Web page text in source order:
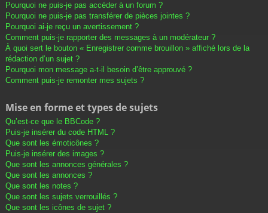
Pourquoi ne puis-je pas accéder à un forum ?
Pourquoi ne puis-je pas transférer de pièces jointes ?
Pourquoi ai-je reçu un avertissement ?
Comment puis-je rapporter des messages à un modérateur ?
À quoi sert le bouton « Enregistrer comme brouillon » affiché lors de la
rédaction d’un sujet ?
Pourquoi mon message a-t-il besoin d’être approuvé ?
Comment puis-je remonter mes sujets ?
Mise en forme et types de sujets
Qu’est-ce que le BBCode ?
Puis-je insérer du code HTML ?
Que sont les émoticônes ?
Puis-je insérer des images ?
Que sont les annonces générales ?
Que sont les annonces ?
Que sont les notes ?
Que sont les sujets verrouillés ?
Que sont les icônes de sujet ?